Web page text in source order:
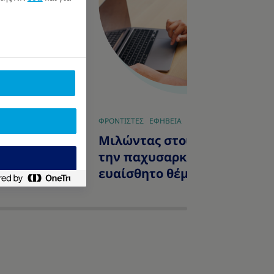
ΦΡΟΝΤΙΣΤΕΣ ΕΦΗΒΕΙΑ
Μιλώντας στους εφήβους
την παχυσαρκία- ένα
ευαίσθητο θέμα